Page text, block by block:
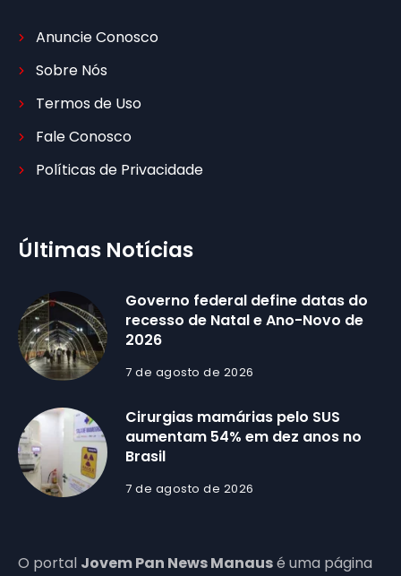
Anuncie Conosco
Sobre Nós
Termos de Uso
Fale Conosco
Políticas de Privacidade
Últimas Notícias
Governo federal define datas do
recesso de Natal e Ano-Novo de
2026
7 de agosto de 2026
Cirurgias mamárias pelo SUS
aumentam 54% em dez anos no
Brasil
7 de agosto de 2026
O portal Jovem Pan News Manausé uma página